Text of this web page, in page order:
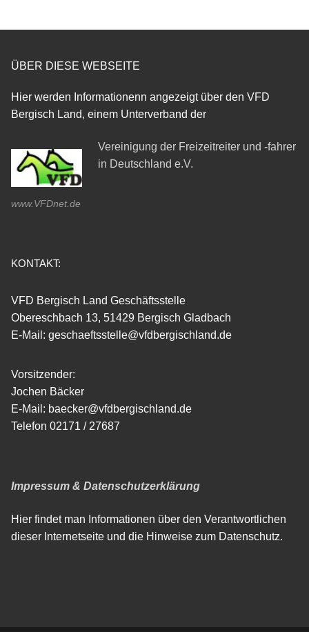
ÜBER DIESE WEBSEITE
Hier werden Informationenn angezeigt über den VFD
Bergisch Land, einem Unterverband der
www.VFDnet.de
Vereinigung der Freizeitreiter und -fahrer
in Deutschland e.V.
KONTAKT:
VFD Bergisch Land Geschäftsstelle
Obereschbach 13, 51429 Bergisch Gladbach
E-Mail: geschaeftsstelle@vfdbergischland.de
Vorsitzender:
Jochen Bäcker
E-Mail: baecker@vfdbergischland.de
Telefon 02171 / 27687
Impressum & Datenschutzerklärung
Hier findet man Informationen über den Verantwortlichen
dieser Internetseite und die Hinweise zum Datenschutz.